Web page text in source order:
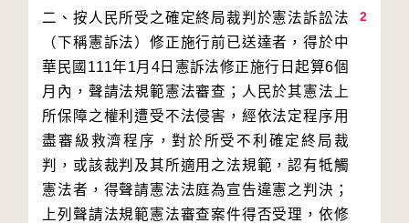
2
二、按人民所受之確定終局裁判於憲法訴訟法
（下稱憲訴法）修正施行前已送達者，得於中
華民國111年1月4日憲訴法修正施行日起算6個
月內，聲請法規範憲法審查；人民於其憲法上
所保障之權利遭受不法侵害，經依法定程序用
盡審級救濟程序，對於所受不利確定終局裁
判，或該裁判及其所適用之法規範，認有牴觸
憲法者，得聲請憲法法庭為宣告違憲之判決；
上列聲請法規範憲法審查案件得否受理，依修